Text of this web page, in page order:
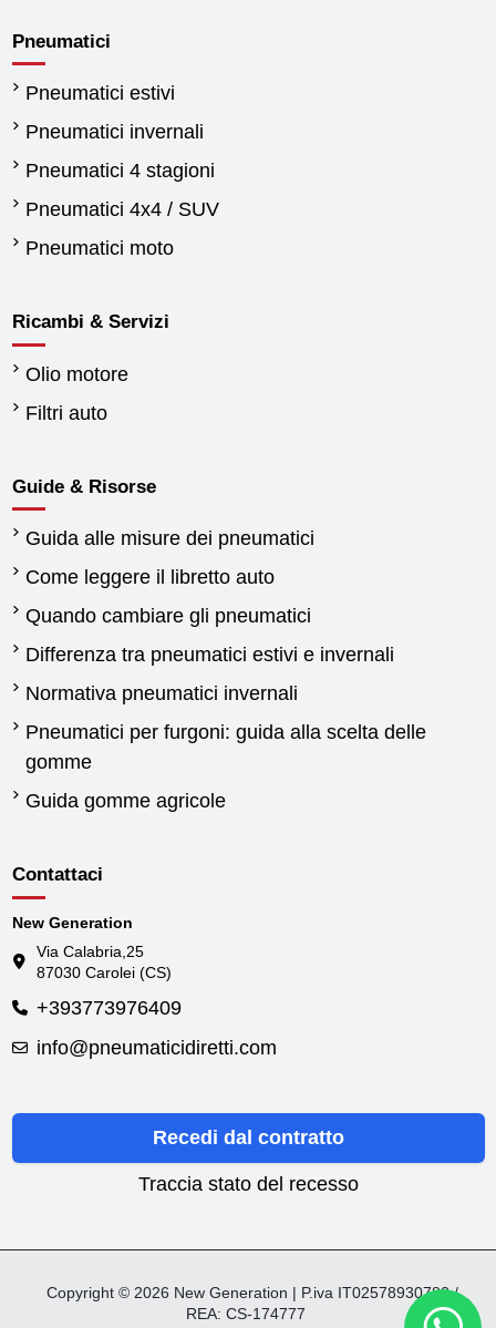
Pneumatici
Pneumatici estivi
Pneumatici invernali
Pneumatici 4 stagioni
Pneumatici 4x4 / SUV
Pneumatici moto
Ricambi & Servizi
Olio motore
Filtri auto
Guide & Risorse
Guida alle misure dei pneumatici
Come leggere il libretto auto
Quando cambiare gli pneumatici
Differenza tra pneumatici estivi e invernali
Normativa pneumatici invernali
Pneumatici per furgoni: guida alla scelta delle
gomme
Guida gomme agricole
Contattaci
New Generation
Via Calabria,25
87030 Carolei (CS)
+393773976409
info@pneumaticidiretti.com
Recedi dal contratto
Traccia stato del recesso
Copyright © 2026 New Generation | P.iva IT02578930782 /
REA: CS-174777